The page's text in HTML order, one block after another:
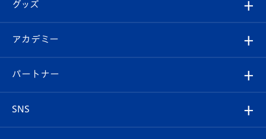
チケット
イベント
メディア
ホームタウン
スタッフプロフィール
マスコット紹介
Revive Team
ヴィヴィくんの長崎おもてなしガイド
フォトギャラリー
スタジアムグルメ
V-LOVERS（ファンクラブ）
プレイヤーズスイート
グッズ
オンラインショップ
店舗情報
アカデミー
育成からのお知らせ
U-18
パートナー
SNS